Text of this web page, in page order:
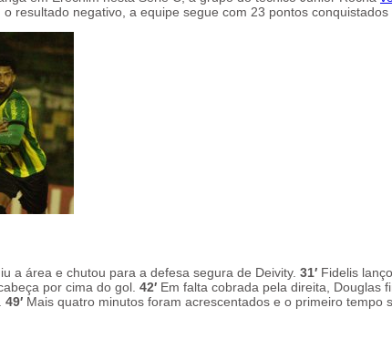
resultado negativo, a equipe segue com 23 pontos conquistados
a área e chutou para a defesa segura de Deivity. 31′ Fidelis
por cima do gol. 42′ Em falta cobrada pela direita, Douglas
49′ Mais quatro minutos foram acrescentados e o primeiro tempo